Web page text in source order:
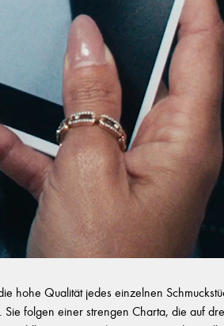
Qualität jedes einzelnen
folgen einer strengen Charta, die auf